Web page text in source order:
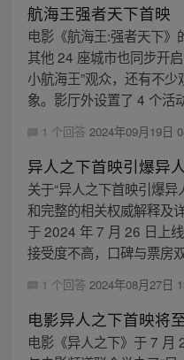
航海王强者天下首映
电影《航海王:强者天下
其他 24 座城市也同步开
小航海王”观众，还有不
象。影厅外设置了 4 个活
1 个回答 2024年09月19日
异人之下首映引爆异
关于“异人之下首映引爆
和完整的相关权威解释及
于 2024 年 7 月 26 日上
接受度不高，口碑与票房
1 个回答 2024年08月27日
电影异人之下首映将至
电影《异人之下》于 7 月